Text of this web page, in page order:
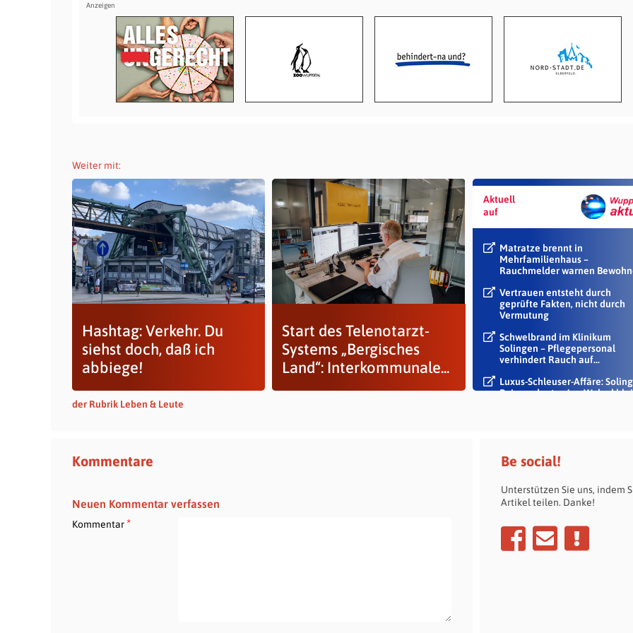
Weiter mit:
Hashtag: Verkehr. Du
siehst doch, daß ich
abbiege!
Start des Telenotarzt-
Systems „Bergisches
Land“: Interkommunale...
Aktuell
auf
Matratze brennt in
Mehrfamilienhaus –
Rauchmelder warnen
Vertrauen entsteht durch
geprüfte Fakten, nicht durch
Vermutung
Schwelbrand im Klinikum
Solingen – Pflegepersonal
verhindert Rauch auf...
Luxus-Schleuser-Affäre:
Beigeordneter Jan Welzel
der Rubrik Leben & Leute
Kommentare
Neuen Kommentar verfassen
Kommentar*
Be social!
Unterstützen Sie uns, indem
Artikel teilen. Danke!